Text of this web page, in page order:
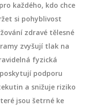
každého, kdo chce
si pohyblivost
zdravé tělesné
zvyšují tlak na
fyzická
podporu
a snižuje riziko
jsou šetrné ke